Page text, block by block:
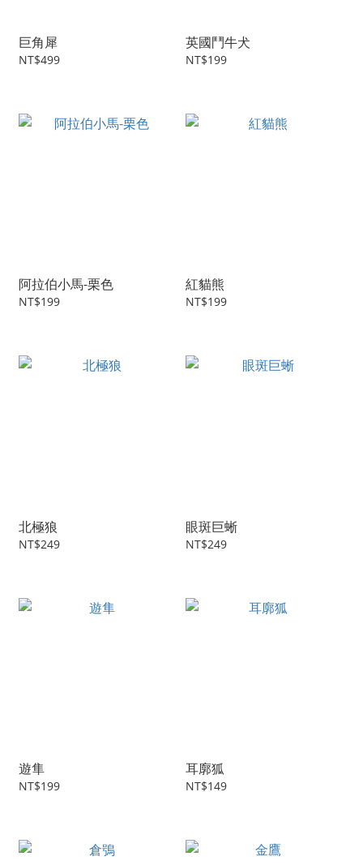
巨角犀
NT$499
英國鬥牛犬
NT$199
阿拉伯小馬-栗色
NT$199
紅貓熊
NT$199
北極狼
NT$249
眼斑巨蜥
NT$249
遊隼
NT$199
耳廓狐
NT$149